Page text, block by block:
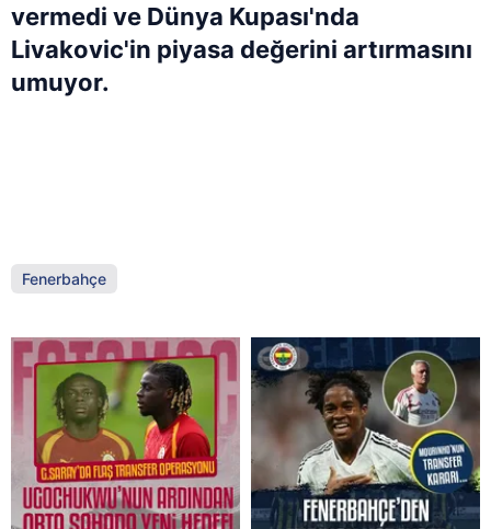
vermedi ve Dünya Kupası'nda
Livakovic'in piyasa değerini artırmasını
umuyor.
Fenerbahçe